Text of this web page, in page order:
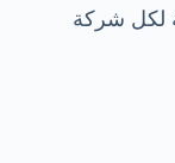
لكل شركة